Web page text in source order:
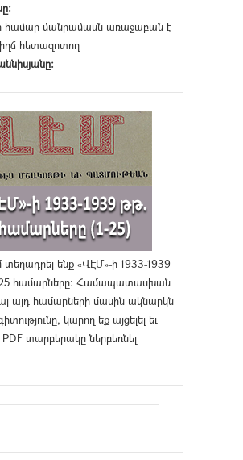
համար մանրամասն առաջաբան է
հետազոտող
տեղադրել ենք «ՎԷՄ»-ի 1933-1939
25 համարները։ Համապատասխան
այդ համարների մասին ակնարկն
կարող եք այցելել եւ
տարբերակը ներբեռնել